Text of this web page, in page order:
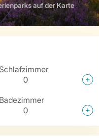
auf der Karte